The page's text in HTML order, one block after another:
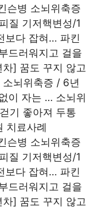
슨병 소뇌위축증
질 기저핵변성/1
보다 잡혀… 파킨
드러워지고 걸을
] 꿈도 꾸지 않고
뇌위축증 / 6년
이 자는 … 소뇌위
기 좋아져 두통
치료사례
슨병 소뇌위축증
질 기저핵변성/1
보다 잡혀… 파킨
드러워지고 걸을
] 꿈도 꾸지 않고